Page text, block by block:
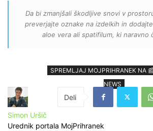
Da bi zmanjšali škodljive snovi v
preverjajte oznake na izdelkih in
aloe vera ali spatifilum, ki naravno
SPREMLJAJ MOJPRIHRANEK NA 📰
NEWS
Simon Uršič
Urednik portala MojPrihranek